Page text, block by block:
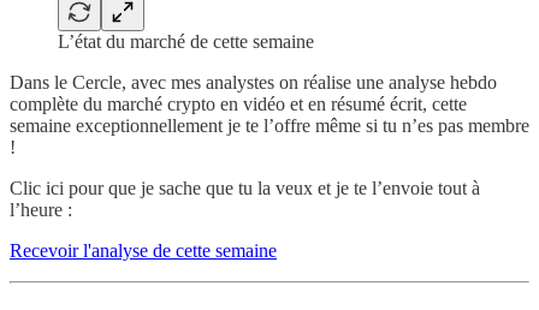
L’état du marché de cette semaine
Dans le Cercle, avec mes analystes on réalise une analyse hebdo
complète du marché crypto en vidéo et en résumé écrit, cette
semaine exceptionnellement je te l’offre même si tu n’es pas membre
!
Clic ici pour que je sache que tu la veux et je te l’envoie tout à
l’heure :
Recevoir l'analyse de cette semaine